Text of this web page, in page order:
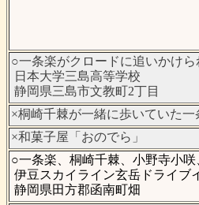
○一条楽がクロードに追いかけ
日本大学三島高等学校
静岡県三島市文教町2丁目
×桐崎千棘が一緒に歩いていた
×和菓子屋「おのでら」
○一条楽、桐崎千棘、小野寺小
伊豆スカイライン玄岳ドライブ
静岡県田方郡函南町畑